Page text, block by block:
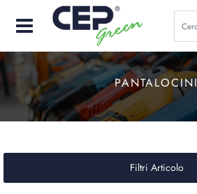
Open
PANTALOCINI
Filtri Articolo